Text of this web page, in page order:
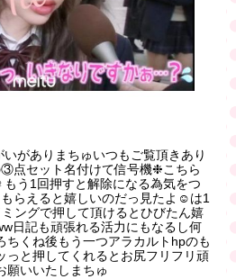
がありまちゅいつもご覧頂きあり
点セット名付けて信号機❉こちら
う1回押すと解除になる為気をつ
らえると嬉しいのだっ見たよ☺️は1
ングで押して頂けるとひびたん嬉
日記も頑張れる活力にもなるし何
ちくね後もう一つアラカルトhpのも
っと押してくれるとお尻フリフリ頑
願いいたしまちゅ